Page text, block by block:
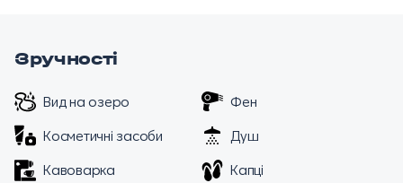
Зручності
Вид на озеро
Фен
Косметичні засоби
Душ
Кавоварка
Капці